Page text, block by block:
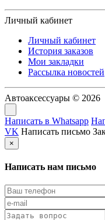
Личный кабинет
Личный кабинет
История заказов
Мои закладки
Рассылка новостей
Автоаксессуары © 2026
Написать в Whatsapp
VK Написать письмо
×
Написать нам письмо